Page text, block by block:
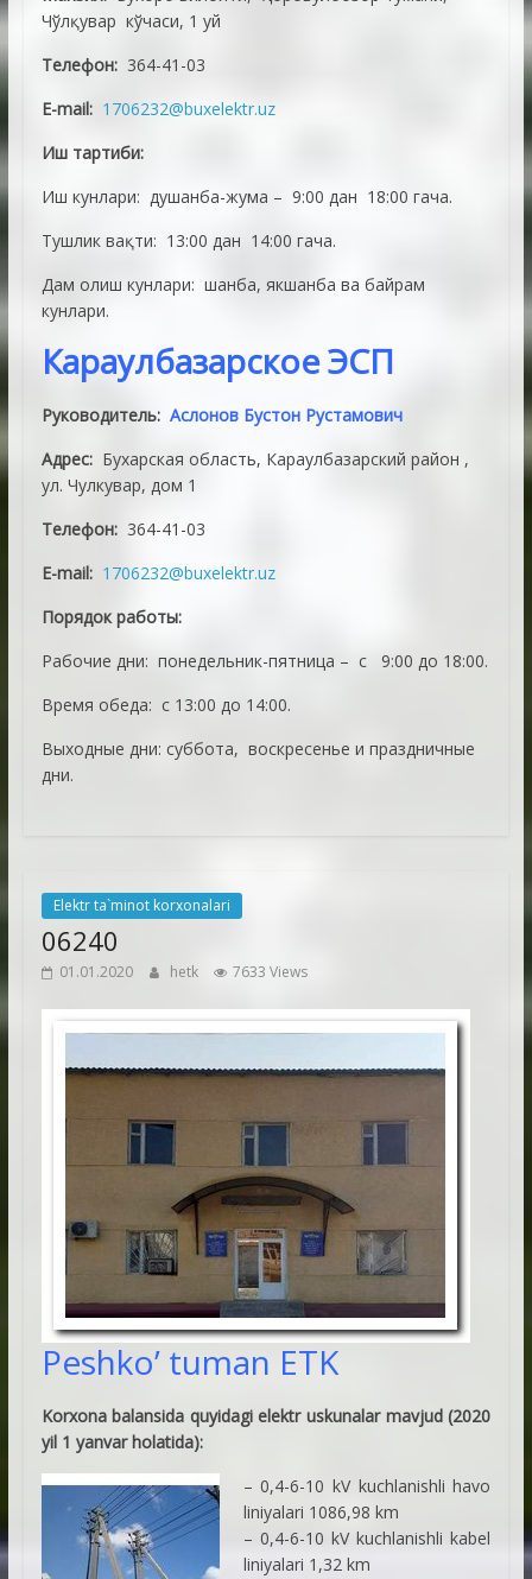
Чўлқувар кўчаси, 1 уй
Телефон:364-41-03
E-mail: 1706232@buxelektr.uz
Иш тартиби:
Иш кунлари: душанба-жума – 9:00 дан 18:00 гача.
Тушлик вақти: 13:00 дан 14:00 гача.
Дам олиш кунлари: шанба, якшанба ва байрам
кунлари.
Караулбазарское ЭСП
Руководитель: Аслонов Бустон Рустамович
Адрес:Бухарская область, Караулбазарский район ,
ул. Чулкувар, дом 1
Телефон:364-41-03
E-mail: 1706232@buxelektr.uz
Порядок работы:
Рабочие дни: понедельник-пятница – с 9:00 до 18:00.
Время обеда: с 13:00 до 14:00.
Выходные дни: суббота, воскресенье и праздничные
дни.
Elektr ta`minot korxonalari
06240
01.01.2020 hetk 7633 Views
Peshko’ tuman ETK
Korxona balansida quyidagi elektr uskunalar mavjud (2020
yil 1 yanvar holatida):
– 0,4-6-10 kV kuchlanishli havo
liniyalari 1086,98 km
– 0,4-6-10 kV kuchlanishli kabel
liniyalari 1,32 km